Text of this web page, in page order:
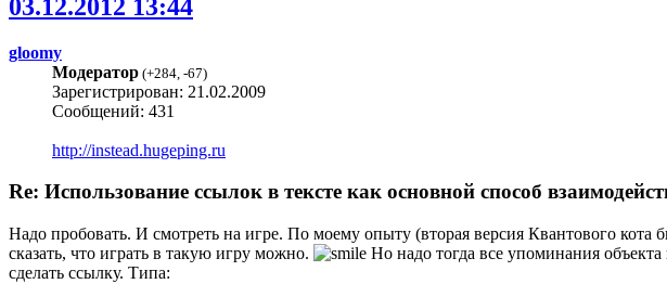
03.12.2012 13:44
gloomy
Модератор (+284 -67)
Зарегистрирован: 21.02.2009
Сообщений: 431
http://instead.hugeping.ru
Re: Использование ссылок в тексте как основной способ
Надо пробовать. И смотреть на игре. По моему опыту (вторая версия Квантового
сказать, что играть в такую игру можно.
Но надо тогда все упоминания
сделать ссылку. Типа: